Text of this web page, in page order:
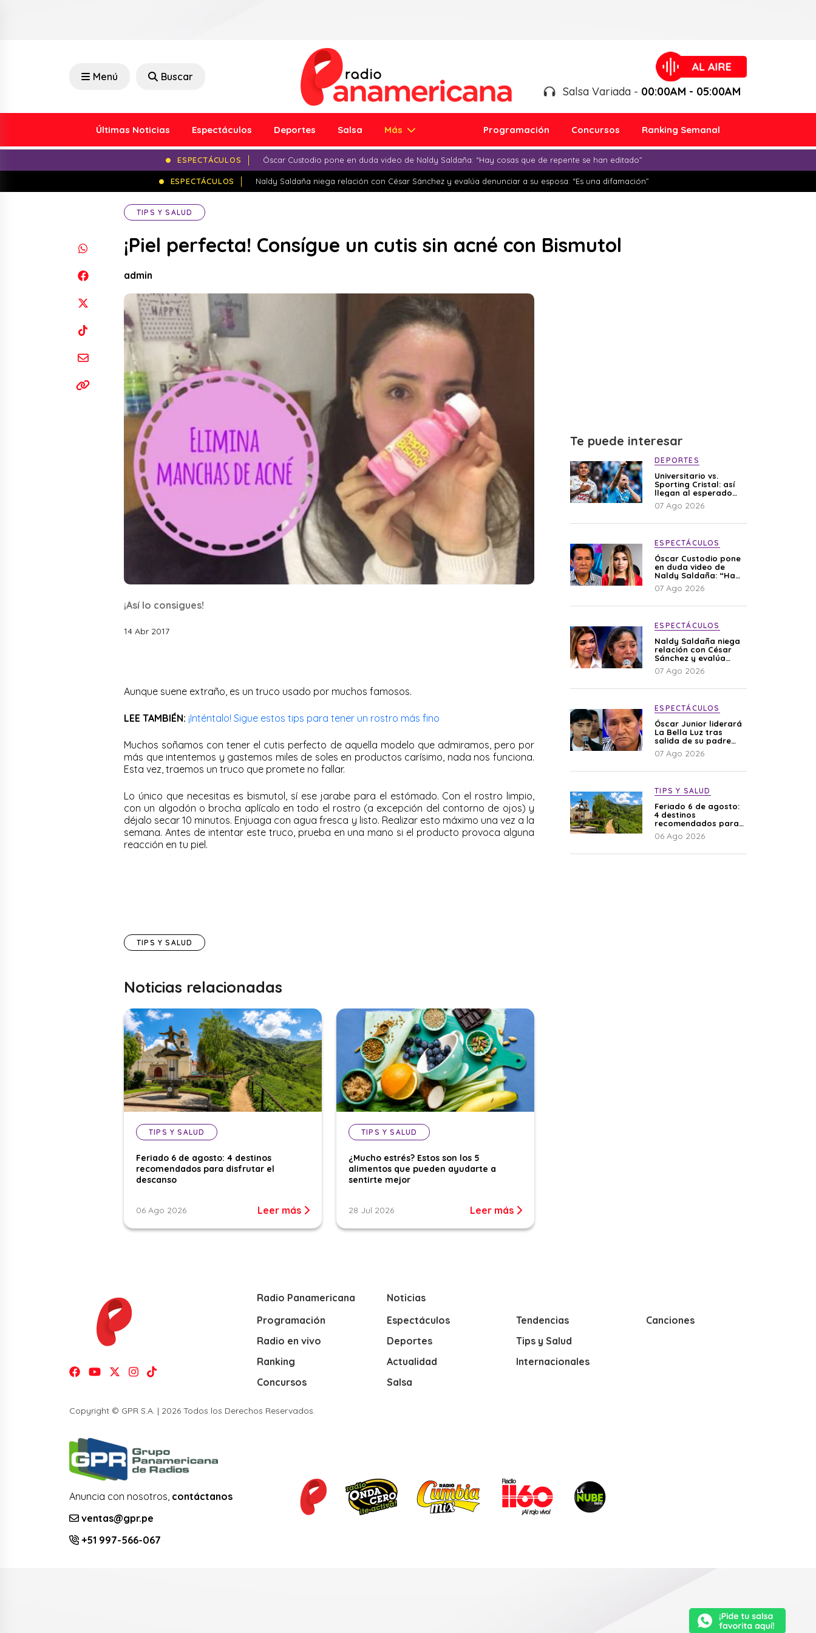
Menú Buscar
Salsa Variada - 00:00AM - 05:00AM
Últimas Noticias Espectáculos Deportes Salsa Más Programación Concursos Ranking Semanal
ESPECTÁCULOS Óscar Custodio pone en duda video de Naldy Saldaña: “Hay cosas que de repente se han editado”
ESPECTÁCULOS Naldy Saldaña niega relación con César Sánchez y evalúa denunciar a su esposa: “Es una difamación”
TIPS Y SALUD
¡Piel perfecta! Consígue un cutis sin acné con Bismutol
admin
¡Así lo consigues!
14 Abr 2017
Aunque suene extraño, es un truco usado por muchos famosos.
LEE TAMBIÉN: ¡Inténtalo! Sigue estos tips para tener un rostro más fino
Muchos soñamos con tener el cutis perfecto de aquella modelo que admiramos, pero por
más que intentemos y gastemos miles de soles en productos carísimo, nada nos funciona.
Esta vez, traemos un truco que promete no fallar.
Lo único que necesitas es bismutol, sí ese jarabe para el estómado. Con el rostro limpio,
con un algodón o brocha aplícalo en todo el rostro (a excepción del contorno de ojos) y
déjalo secar 10 minutos. Enjuaga con agua fresca y listo. Realizar esto máximo una vez a la
semana. Antes de intentar este truco, prueba en una mano si el producto provoca alguna
reacción en tu piel.
TIPS Y SALUD
Noticias relacionadas
TIPS Y SALUD
Feriado 6 de agosto: 4 destinos
recomendados para disfrutar el
descanso
06 Ago 2026 Leer más
TIPS Y SALUD
¿Mucho estrés? Estos son los 5
alimentos que pueden ayudarte a
sentirte mejor
28 Jul 2026 Leer más
Te puede interesar
DEPORTES
Universitario vs.
Sporting Cristal: así
llegan al esperado
duelo
07 Ago 2026
ESPECTÁCULOS
Óscar Custodio pone
en duda video de
Naldy Saldaña: “Hay
cosas que de repente
se han editado”
07 Ago 2026
ESPECTÁCULOS
Naldy Saldaña niega
relación con César
Sánchez y evalúa
denunciar a su
esposa: “Es una
07 Ago 2026
ESPECTÁCULOS
Óscar Junior liderará
La Bella Luz tras
salida de su padre
por polémica con
Naldy Saldaña
07 Ago 2026
TIPS Y SALUD
Feriado 6 de agosto:
4 destinos
recomendados para
disfrutar el descanso
06 Ago 2026
Radio Panamericana
Programación
Radio en vivo
Ranking
Concursos
Noticias
Espectáculos
Deportes
Actualidad
Salsa
Tendencias
Tips y Salud
Internacionales
Canciones
Copyright © GPR S.A. | 2026 Todos los Derechos Reservados.
Anuncia con nosotros, contáctanos
ventas@gpr.pe
+51 997-566-067